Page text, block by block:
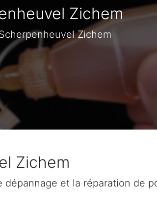
Zichem
Zichem
Zichem
dépannage et la réparation de